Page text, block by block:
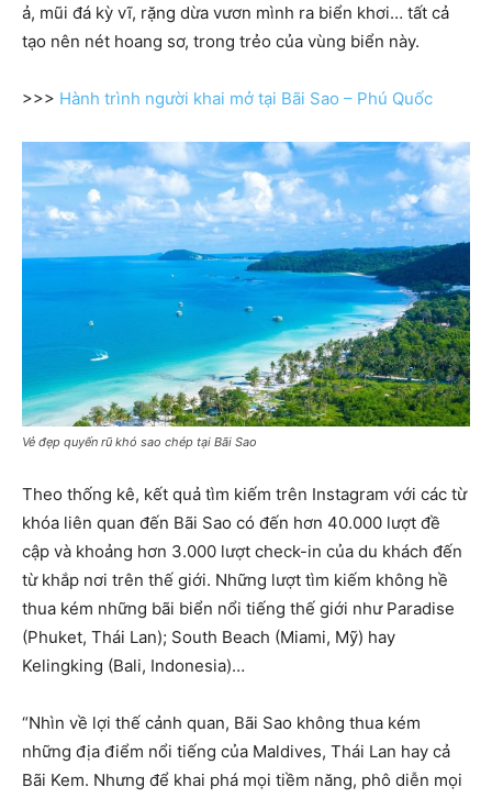
ả, mũi đá kỳ vĩ, rặng dừa vươn mình ra biển khơi… tất cả
tạo nên nét hoang sơ, trong trẻo của vùng biển này.
>>> Hành trình người khai mở tại Bãi Sao – Phú Quốc
Vẻ đẹp quyến rũ khó sao chép tại Bãi Sao
Theo thống kê, kết quả tìm kiếm trên Instagram với các từ
khóa liên quan đến Bãi Sao có đến hơn 40.000 lượt đề
cập và khoảng hơn 3.000 lượt check-in của du khách đến
từ khắp nơi trên thế giới. Những lượt tìm kiếm không hề
thua kém những bãi biển nổi tiếng thế giới như Paradise
(Phuket, Thái Lan); South Beach (Miami, Mỹ) hay
Kelingking (Bali, Indonesia)…
“Nhìn về lợi thế cảnh quan, Bãi Sao không thua kém
những địa điểm nổi tiếng của Maldives, Thái Lan hay cả
Bãi Kem. Nhưng để khai phá mọi tiềm năng, phô diễn mọi